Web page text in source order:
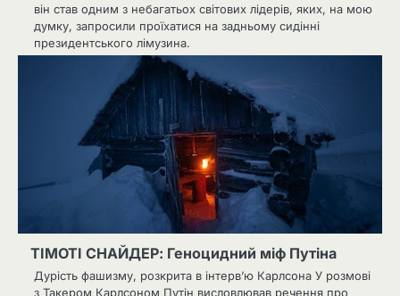
він став одним з небагатьох світових лідерів, яких, на мою
думку, запросили проїхатися на задньому сидінні
президентського лімузина.
ТІМОТІ СНАЙДЕР: Геноцидний міф Путіна
Дурість фашизму, розкрита в інтерв’ю Карлсона У розмові
з Такером Карлсоном Путін висловлював речення про